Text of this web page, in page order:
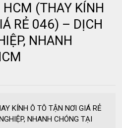
(THAY KÍNH
RẺ 046) – DỊCH
NHANH
KÍNH Ô TÔ TẬN NƠI GIÁ RẺ
NHANH CHÓNG TẠI